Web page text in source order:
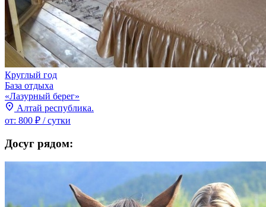
Круглый год
База отдыха
«Лазурный берег»
Алтай республика.
от: 800 ₽ / сутки
Досуг рядом: